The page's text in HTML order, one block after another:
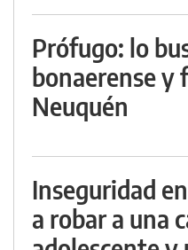
Prófugo: lo
bonaerense y
Neuquén
Inseguridad
a robar a una